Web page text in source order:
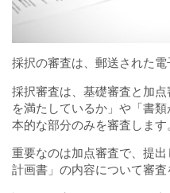
採択の審査は、郵送された電
採択審査は、基礎審査と加
を満たしているか」や「書
本的な部分のみを審査します
重要なのは加点審査で、提
計画書」の内容について審査